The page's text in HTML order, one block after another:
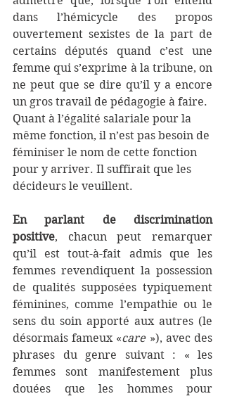
dans l’hémicycle des propos
ouvertement sexistes de la part de
certains députés quand c’est une
femme qui s’exprime à la tribune, on
ne peut que se dire qu’il y a encore
un gros travail de pédagogie à faire.
Quant à l’égalité salariale pour la
même fonction, il n’est pas besoin de
féminiser le nom de cette fonction
pour y arriver. Il suffirait que les
décideurs le veuillent.
En parlant de discrimination
positive, chacun peut remarquer
qu’il est tout-à-fait admis que les
femmes revendiquent la possession
de qualités supposées typiquement
féminines, comme l’empathie ou le
sens du soin apporté aux autres (le
désormais fameux «care »), avec des
phrases du genre suivant : « les
femmes sont manifestement plus
douées que les hommes pour